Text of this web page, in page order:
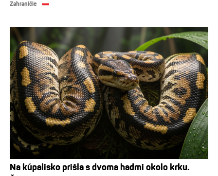
Zahraničie
Na kúpalisko prišla s dvoma hadmi okolo krku.